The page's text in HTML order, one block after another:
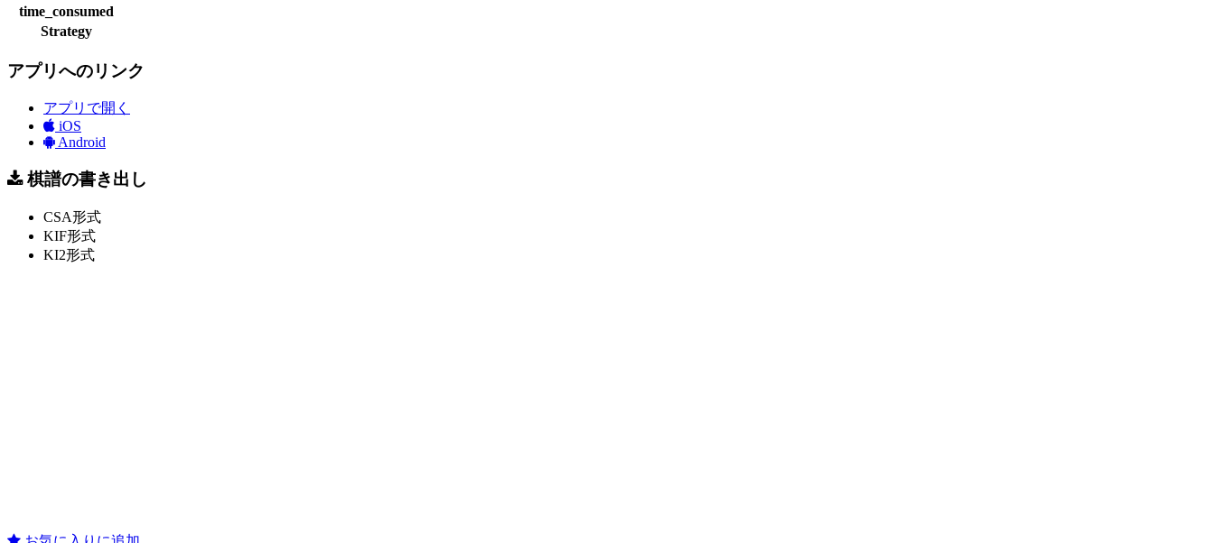
time_consumed
Strategy
アプリへのリンク
アプリで開く
iOS
Android
棋譜の書き出し
CSA形式
KIF形式
KI2形式